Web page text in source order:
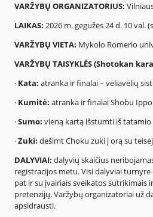
VARŽYBŲ ORGANIZATORIUS:
LAIKAS: 2026 m. gegužės 24 d. 10
VARŽYBŲ VIETA: Mykolo Romerio
VARŽYBŲ TAISYKLĖS (Shotokan
· Kata: atranka ir finalai – vėliavėlių
· Kumitė: atranka ir finalai Shobu
·Sumo: vieną kartą išstumti iš tatamio
·Zuki: dešimt Choku zuki į orą su
DALYVIAI: dalyvių skaičius
registracijos metu. Visi dalyviai
pat ir su įvairiais sveikatos sutrikimais
pretenzijų. Varžybų organizatoriai už
apsidrausti.